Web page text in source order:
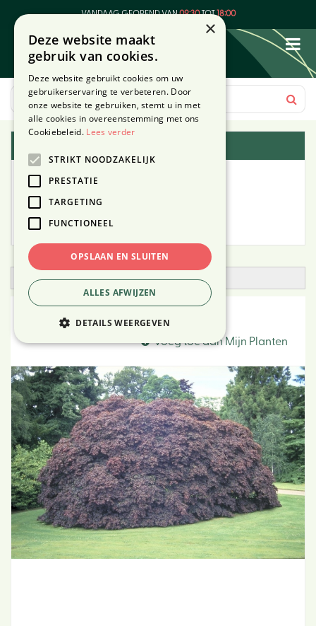
VANDAAG GEOPEND VAN09:30TOT18:00
Open zoekfilter
Japanse esdoorn
Voeg toe aan Mijn Planten
×
Deze website maakt
gebruik van cookies.
Deze website gebruikt cookies om uw
gebruikerservaring te verbeteren. Door
onze website te gebruiken, stemt u in met
alle cookies in overeenstemming met ons
Cookiebeleid. Lees verder
STRIKT NOODZAKELIJK
PRESTATIE
TARGETING
FUNCTIONEEL
OPSLAAN EN SLUITEN
ALLES AFWIJZEN
DETAILS WEERGEVEN